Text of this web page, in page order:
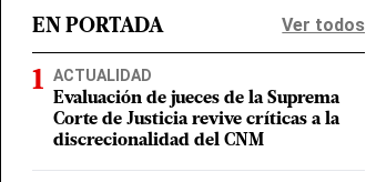
EN PORTADA Ver todos
ACTUALIDAD
Evaluación de jueces de la Suprema
Corte de Justicia revive críticas a la
discrecionalidad del CNM